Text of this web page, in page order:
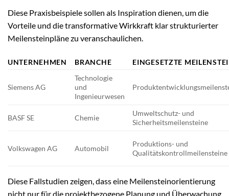
Diese Praxisbeispiele sollen als Inspiration dienen, um die
Vorteile und die transformative Wirkkraft klar strukturierter
Meilensteinpläne zu veranschaulichen.
UNTERNEHMEN BRANCHE EINGESETZTE
Siemens AG
Technologie
und
Ingenieurwesen
BASF SE Chemie
Umweltschutz- und
Sicherheitsmeilensteine
Volkswagen AG Automobil
Produktions- und
Qualitätskontrollmeilensteine
Diese Fallstudien zeigen, dass eine Meilensteinorientierung
nicht nur für die projektbezogene Planung und Überwachung